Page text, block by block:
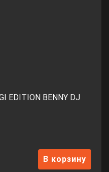
EDITION BENNY DJ
В корзину